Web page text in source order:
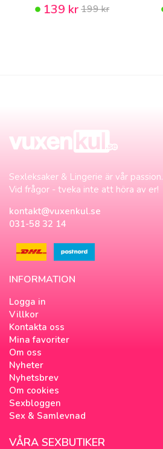
139 kr199 kr
Sexleksaker & Lingerie är vår passion.
Vid frågor - tveka inte att höra av er!
kontakt@vuxenkul.se
031-58 32 14
INFORMATION
Logga in
Villkor
Kontakta oss
Mina favoriter
Om oss
Nyheter
Nyhetsbrev
Om cookies
Sexbloggen
Sex & Samlevnad
VÅRA SEXBUTIKER